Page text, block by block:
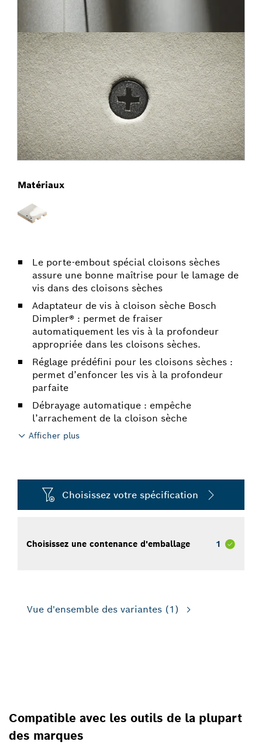
Le porte-embout spécial cloisons sèches
assure une bonne maîtrise pour le lamage de
vis dans des cloisons sèches
Adaptateur de vis à cloison sèche Bosch
Dimpler® : permet de fraiser
automatiquement les vis à la profondeur
appropriée dans les cloisons sèches.
Réglage prédéfini pour les cloisons sèches :
permet d’enfoncer les vis à la profondeur
parfaite
Débrayage automatique : empêche
l’arrachement de la cloison sèche
Afficher plus
Matériaux
Choisissez votre spécification
Choisissez une contenance d'emballage 1
Vue d'ensemble des variantes (1)
Compatible avec les outils de la plupart
des marques